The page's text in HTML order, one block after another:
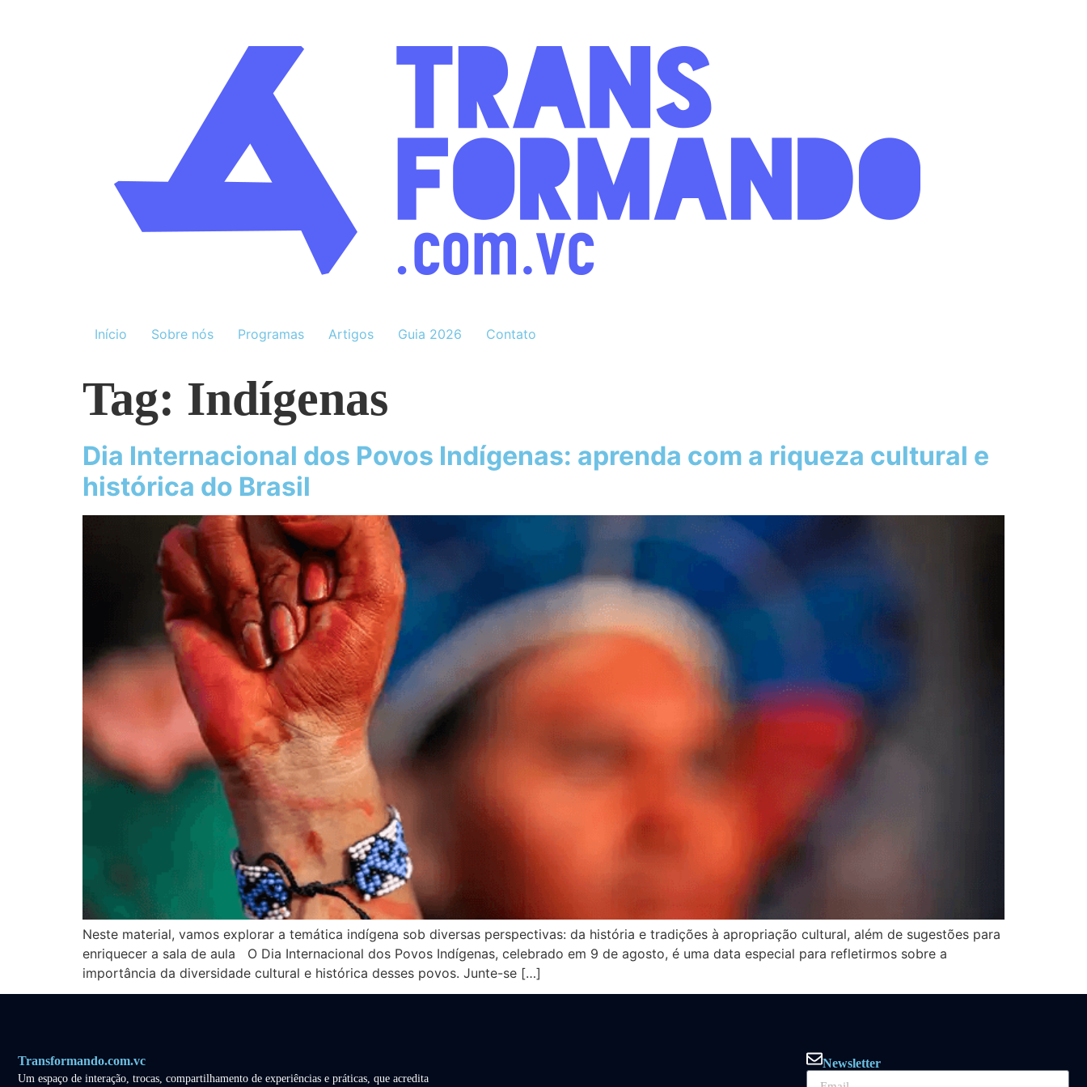
Início Sobre nós Programas Artigos Guia 2026 Contato
Tag: Indígenas
Dia Internacional dos Povos Indígenas: aprenda com a riqueza cultural e
histórica do Brasil
Neste material, vamos explorar a temática indígena sob diversas perspectivas: da história e tradições à apropriação cultural, além de sugestões para
enriquecer a sala de aula O Dia Internacional dos Povos Indígenas, celebrado em 9 de agosto, é uma data especial para refletirmos sobre a
importância da diversidade cultural e histórica desses povos. Junte-se […]
Transformando.com.vc
Um espaço de interação, trocas, compartilhamento de experiências e práticas, que acredita
Newsletter